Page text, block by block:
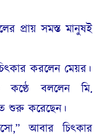
প্রায় সমস্ত মানুষই
করলেন মেয়র।
কণ্ঠে বললেন মি.
শুরু করেছেন।
আবার চিৎকার